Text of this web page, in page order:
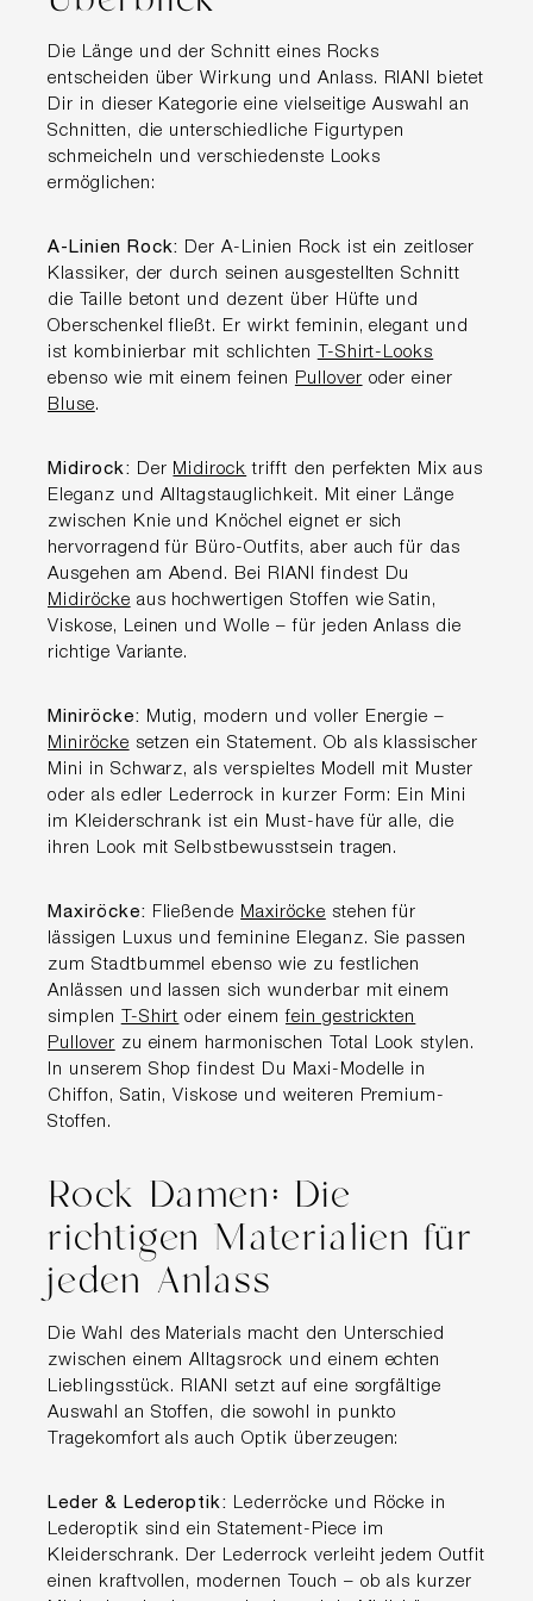
Die Länge und der Schnitt eines Rocks
entscheiden über Wirkung und Anlass. RIANI bietet
Dir in dieser Kategorie eine vielseitige Auswahl an
Schnitten, die unterschiedliche Figurtypen
schmeicheln und verschiedenste Looks
ermöglichen:
A-Linien Rock: Der A-Linien Rock ist ein zeitloser
Klassiker, der durch seinen ausgestellten Schnitt
die Taille betont und dezent über Hüfte und
Oberschenkel fließt. Er wirkt feminin, elegant und
ist kombinierbar mit schlichten
T-Shirt-Looks
ebenso wie mit einem feinen Pullover oder einer
Bluse.
Midirock: Der Midirock trifft den perfekten Mix aus
Eleganz und Alltagstauglichkeit. Mit einer Länge
zwischen Knie und Knöchel eignet er sich
hervorragend für Büro-Outfits, aber auch für das
Ausgehen am Abend. Bei RIANI findest Du
Midiröcke aus hochwertigen Stoffen wie Satin,
Viskose, Leinen und Wolle – für jeden Anlass die
richtige Variante.
Miniröcke: Mutig, modern und voller Energie –
Miniröcke setzen ein Statement. Ob als klassischer
Mini in Schwarz, als verspieltes Modell mit Muster
oder als edler Lederrock in kurzer Form: Ein Mini
im Kleiderschrank ist ein Must-have für alle, die
ihren Look mit Selbstbewusstsein tragen.
Maxiröcke: Fließende Maxiröcke stehen für
lässigen Luxus und feminine Eleganz. Sie passen
zum Stadtbummel ebenso wie zu festlichen
Anlässen und lassen sich wunderbar mit einem
simplen
T-Shirt oder einemfein gestrickten
Pullover zu einem harmonischen Total Look stylen.
In unserem Shop findest Du Maxi-Modelle in
Chiffon, Satin, Viskose und weiteren Premium-
Stoffen.
Rock Damen: Die
richtigen Materialien für
jeden Anlass
Die Wahl des Materials macht den Unterschied
zwischen einem Alltagsrock und einem echten
Lieblingsstück. RIANI setzt auf eine sorgfältige
Auswahl an Stoffen, die sowohl in punkto
Tragekomfort als auch Optik überzeugen:
Leder & Lederoptik: Lederröcke und Röcke in
Lederoptik sind ein Statement-Piece im
Kleiderschrank. Der Lederrock verleiht jedem Outfit
einen kraftvollen, modernen Touch – ob als kurzer